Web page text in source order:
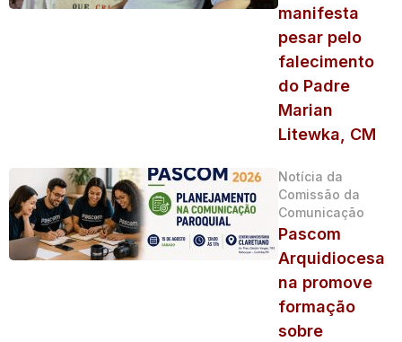
manifesta
pesar pelo
falecimento
do Padre
Marian
Litewka, CM
Notícia da
Comissão da
Comunicação
Pascom
Arquidiocesa
na promove
formação
sobre